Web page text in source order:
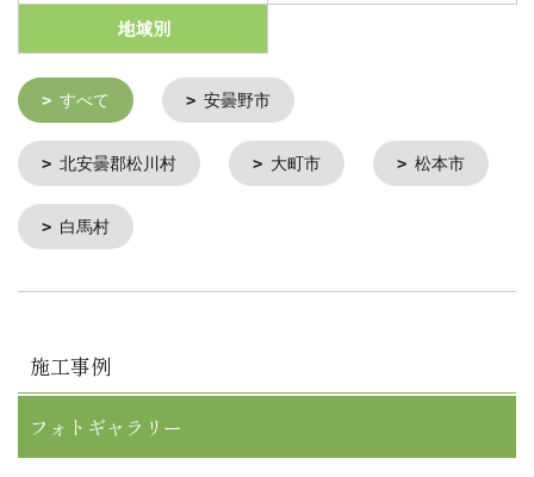
地域別
すべて 安曇野市
北安曇郡松川村 大町市 松本市
白馬村
施工事例
フォトギャラリー